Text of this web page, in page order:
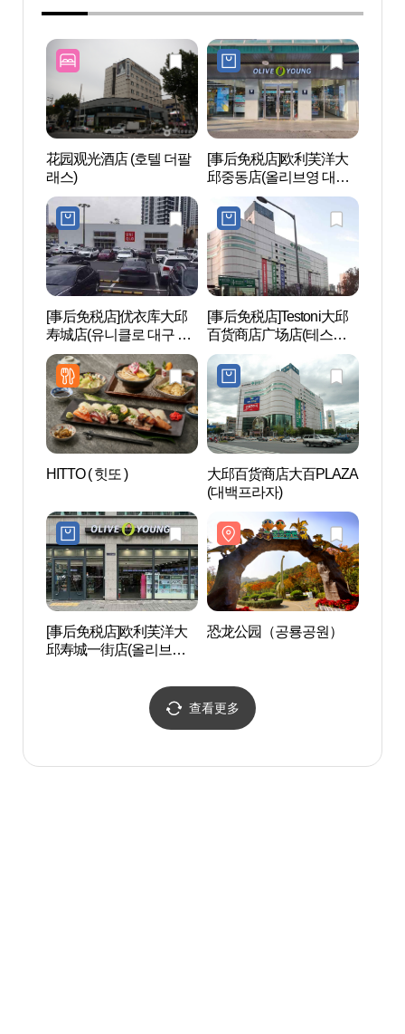
花园观光酒店 (호텔 더팔
래스)
[事后免税店]欧利芙洋大
邱중동店(올리브영 대구
[事后免税店]优衣库大邱
寿城店(유니클로 대구 수
성점)
[事后免税店]Testoni大邱
百货商店广场店(테스토
니 대구백화점 프라자점)
HITTO ( 힛또 )
大邱百货商店大百PLAZA
(대백프라자)
[事后免税店]欧利芙洋大
邱寿城一街店(올리브영
恐龙公园（공룡공원）
查看更多